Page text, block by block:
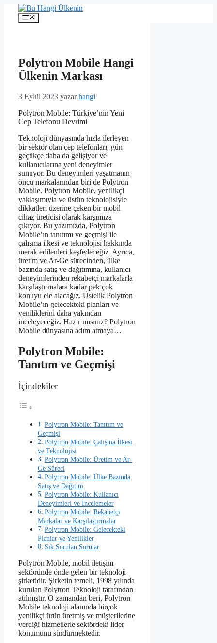
İçeriğe
Menü
Polytron Mobile Hangi
Ülkenin Markası
3 Eylül 2023 yazarhangi
Polytron Mobile: Türkiye’nin Yeni
Cep Telefonu Devrimi
Teknoloji dünyasında hızla ilerleyen
bir sektör olan cep telefonları, gün
geçtikçe daha da gelişiyor ve
kullanıcılarına yeni deneyimler
sunuyor. Bu deneyimleri yaşatmanın
öncü markalarından biri de Polytron
Mobile. Polytron Mobile, yenilikçi
yaklaşımıyla ve üstün teknolojisiyle
dikkatleri üzerine çeken bir mobil
cihaz üreticisi olarak karşımıza
çıkıyor. Bu yazımızda, Polytron
Mobile’ın tanıtımı ve geçmişi ile
çalışma ilkesi ve teknolojisi hakkında
merak edilenleri keşfedeceğiz. Ayrıca,
üretim ve Ar-Ge sürecinden, ülke
bazında satış ve dağıtımına, kullanıcı
deneyimlerinden rekabetçi markalarla
karşılaştırmalara kadar pek çok
konuyu ele alacağız. Üstelik Polytron
Mobile’ın gelecekteki planları ve
yeniliklerini daha yakından
inceleyeceğiz. Hazır mısınız? Polytron
Mobile dünyasına adım atmaya…
Polytron Mobile:
Tanıtım ve Geçmişi
İçindekiler
Polytron Mobile: Tanıtım ve
Geçmişi
Polytron Mobile: Çalışma İlkesi
ve Teknolojisi
Polytron Mobile: Üretim ve Ar-
Ge Süreci
Polytron Mobile: Ülke Bazında
Satış ve Dağıtım
Polytron Mobile: Kullanıcı
Deneyimleri ve İncelemeler
Polytron Mobile: Rekabetçi
Markalar ve Karşılaştırmalar
Polytron Mobile: Gelecekteki
Planlar ve Yenilikler
Sık Sorulan Sorular
Polytron Mobile, mobil iletişim
sektöründe önde gelen bir teknoloji
şirketidir. Şirketin temeli, 1998 yılında
kurulan Polytron Teknoloji tarafından
atılmıştır. O zamandan beri, Polytron
Mobile teknoloji alanında birçok
yenilikçi ürün üretmiş ve müşterilerine
verdiği hizmetlerle sektördeki lider
konumunu sürdürmektedir.